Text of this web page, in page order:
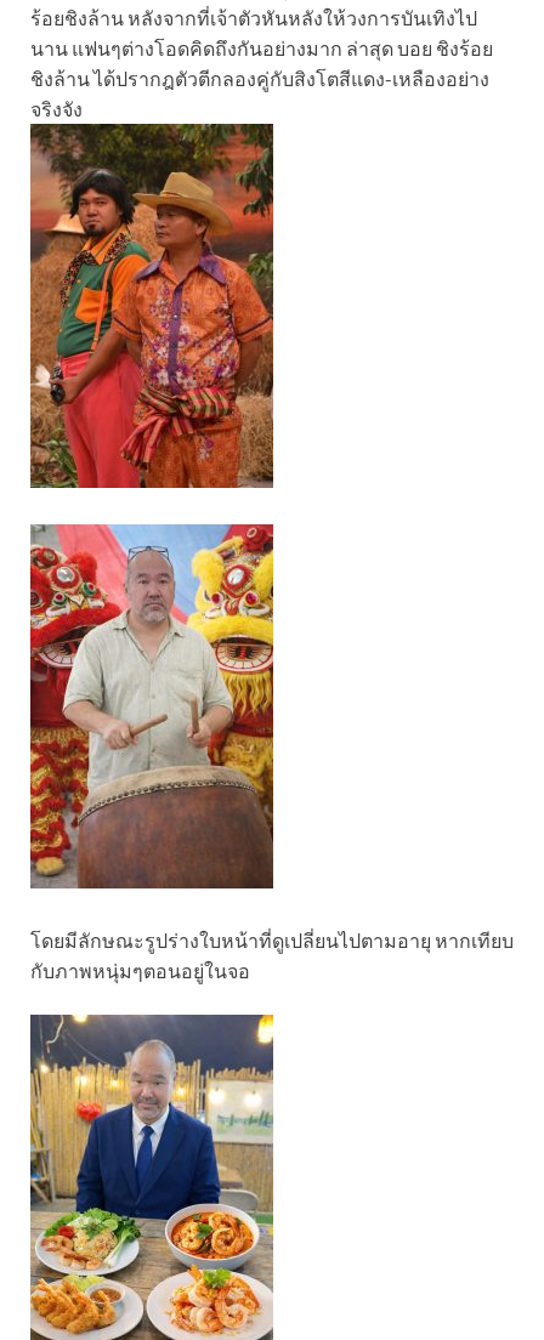
ร้อยชิงล้าน หลังจากที่เจ้าตัวหันหลังให้วงการบันเทิงไป
นาน แฟนๆต่างโอดคิดถึงกันอย่างมาก ล่าสุด บอย ชิงร้อย
ชิงล้าน ได้ปรากฎตัวตีกลองคู่กับสิงโตสีแดง-เหลืองอย่าง
จริงจัง
โดยมีลักษณะรูปร่างใบหน้าที่ดูเปลี่ยนไปตามอายุ หากเทียบ
กับภาพหนุ่มๆตอนอยู่ในจอ